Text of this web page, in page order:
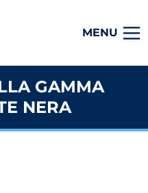
MENU
GAMMA
NERA